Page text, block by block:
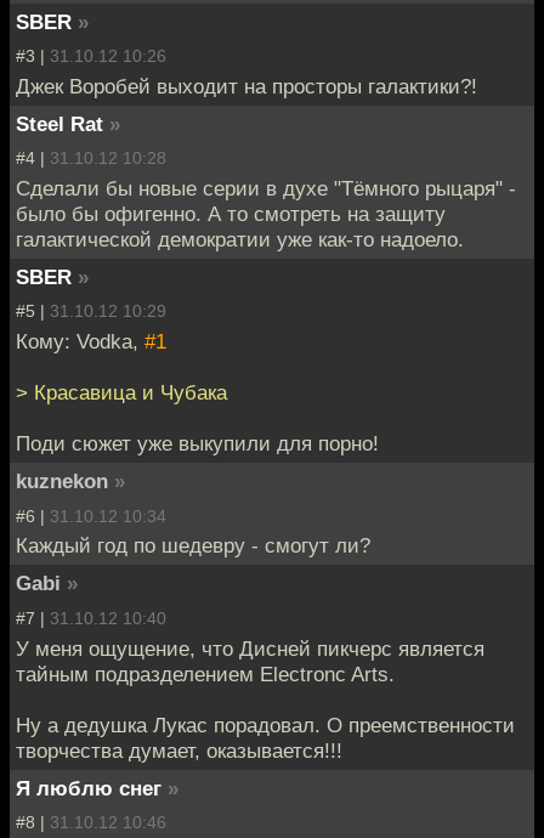
SBER »
#3 | 31.10.12 10:26
Джек Воробей выходит на просторы галактики?!
Steel Rat »
#4 | 31.10.12 10:28
Сделали бы новые серии в духе "Тёмного рыцаря" -
было бы офигенно. А то смотреть на защиту
галактической демократии уже как-то надоело.
SBER »
#5 | 31.10.12 10:29
Кому: Vodka, #1
> Красавица и Чубака
Поди сюжет уже выкупили для порно!
kuznekon »
#6 | 31.10.12 10:34
Каждый год по шедевру - смогут ли?
Gabi »
#7 | 31.10.12 10:40
У меня ощущение, что Дисней пикчерс является
тайным подразделением Electronc Arts.
Ну а дедушка Лукас порадовал. О преемственности
творчества думает, оказывается!!!
Я люблю снег »
#8 | 31.10.12 10:46